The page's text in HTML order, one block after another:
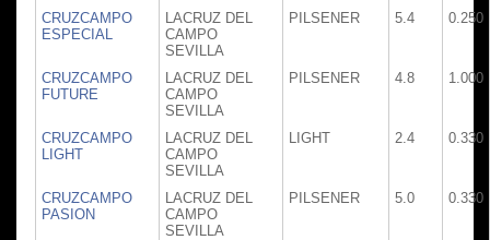
CRUZCAMPO
ESPECIAL
LACRUZ DEL
CAMPO
SEVILLA
PILSENER 5.4 0.250
CRUZCAMPO
FUTURE
LACRUZ DEL
CAMPO
SEVILLA
PILSENER 4.8 1.000
CRUZCAMPO
LIGHT
LACRUZ DEL
CAMPO
SEVILLA
LIGHT 2.4 0.330
CRUZCAMPO
PASION
LACRUZ DEL
CAMPO
SEVILLA
PILSENER 5.0 0.330